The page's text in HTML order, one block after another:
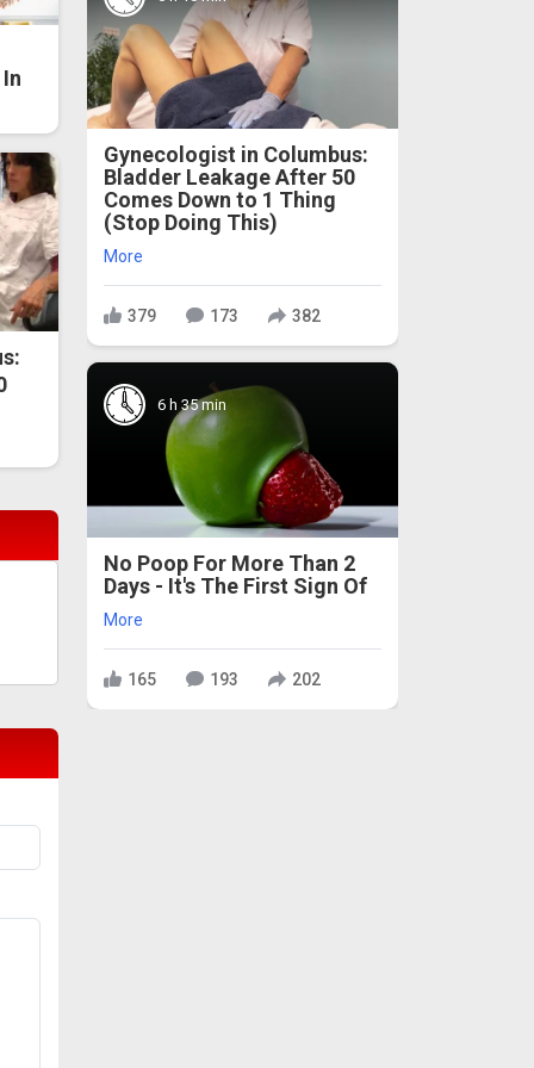
Gynecologist in Columbus:
Bladder Leakage After 50
Comes Down to 1 Thing
(Stop Doing This)
More
379 173 382
6 h 35 min
No Poop For More Than 2
Days - It's The First Sign Of
More
165 193 202